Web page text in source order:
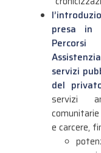
presa in
servizi
del
servizi
e carcere,